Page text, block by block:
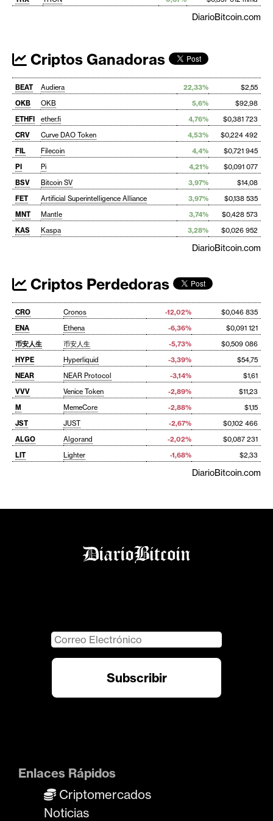
DiarioBitcoin.com
Criptos Ganadoras
BEAT Audiera 22,33%
$2,55
OKB
OKB 5,6%
$92,98
ETHFI
ether.fi 4,76%
$0,381 723
CRV
Curve DAO Token 4,53%
$0,224 492
FIL
Filecoin 4,4%
$0,721 945
PI
Pi 4,21%
$0,091 077
BSV
Bitcoin SV 3,97%
$14,08
FET
Artificial Superintelligence Alliance 3,97%
$0,138 535
MNT
Mantle 3,74%
$0,428 573
KAS
Kaspa 3,28% $0,026 952
DiarioBitcoin.com
Criptos Perdedoras
CRO Cronos -12,02%
$0,046 835
ENA
Ethena -6,36%
$0,091 121
币安人生
币安人生 -5,73%
$0,509 086
HYPE
Hyperliquid -3,39%
$54,75
NEAR
NEAR Protocol -3,14%
$1,61
VVV
Venice Token -2,89%
$11,23
M
MemeCore -2,88%
$1,15
JST
JUST -2,67%
$0,102 466
ALGO
Algorand -2,02%
$0,087 231
LIT
Lighter -1,68% $2,33
DiarioBitcoin.com
Enlaces Rápidos
Criptomercados
Noticias